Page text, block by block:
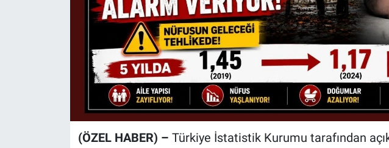
(ÖZEL HABER) – Türkiye İstatistik Kurumu tarafından